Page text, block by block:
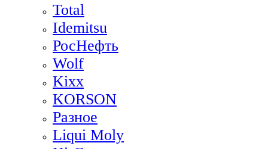
Total
Idemitsu
РосНефть
Wolf
Kixx
KORSON
Разное
Liqui Moly